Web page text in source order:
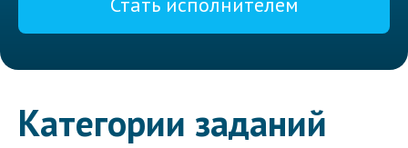
Категории заданий